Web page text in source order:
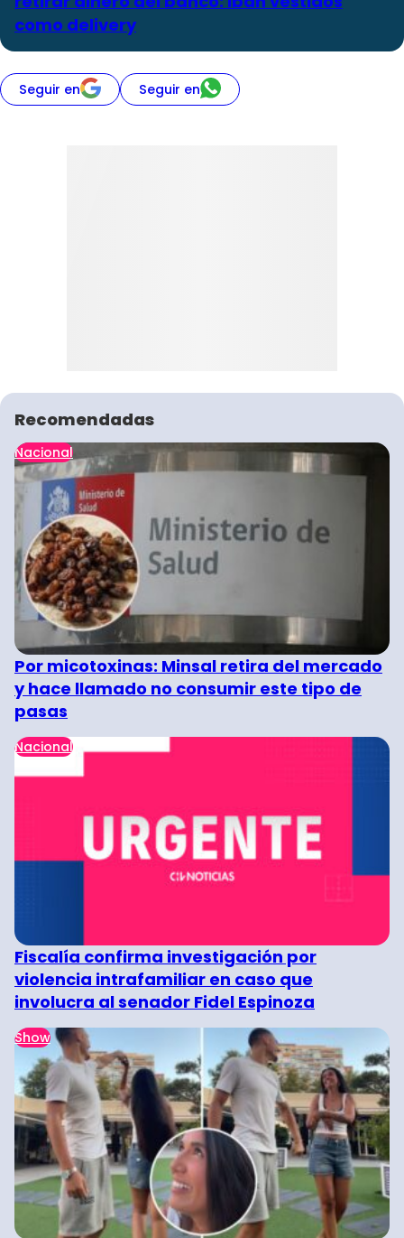
como delivery
Seguir en Seguir en
Recomendadas
Nacional
Por micotoxinas: Minsal retira del mercado
y hace llamado no consumir este tipo de
pasas
Nacional
Fiscalía confirma investigación por
violencia intrafamiliar en caso que
involucra al senador Fidel Espinoza
Show